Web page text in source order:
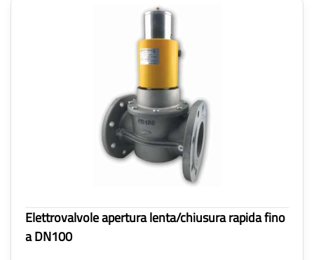
Elettrovalvole apertura lenta/chiusura rapida fino
a DN100